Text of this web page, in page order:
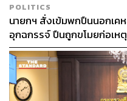
POLITICS
นายกฯ สั่งเข้มพกปืนนอกเค
อุกฉกรรจ์ ปืนถูกขโมยก่อเห